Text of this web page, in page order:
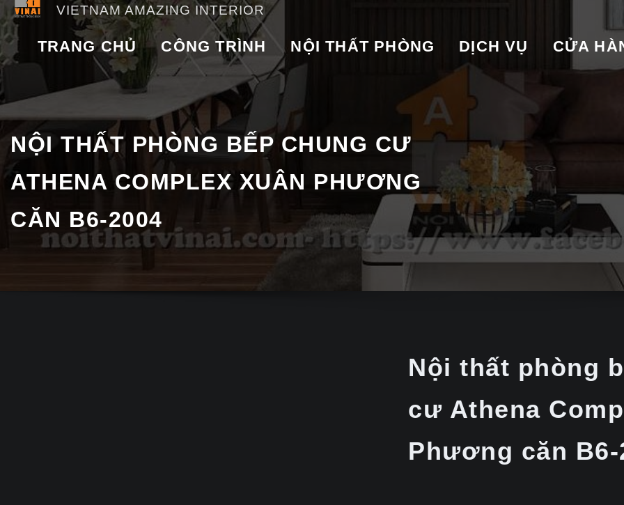
VIETNAM AMAZING INTERIOR
TRANG CHỦ CÔNG TRÌNH NỘI THẤT PHÒNG DỊCH VỤ CỬA
NỘI THẤT PHÒNG BẾP CHUNG CƯ
ATHENA COMPLEX XUÂN PHƯƠNG
CĂN B6-2004
Nội thất phòng
cư Athena
Phương căn B6-